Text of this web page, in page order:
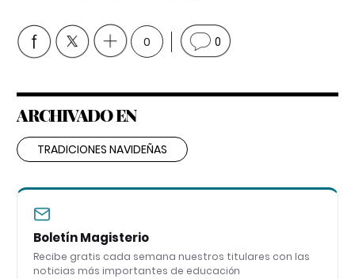
0 0
ARCHIVADO EN
TRADICIONES NAVIDEÑAS
Boletín Magisterio
Recibe gratis cada semana nuestros titulares con las
noticias más importantes de educación